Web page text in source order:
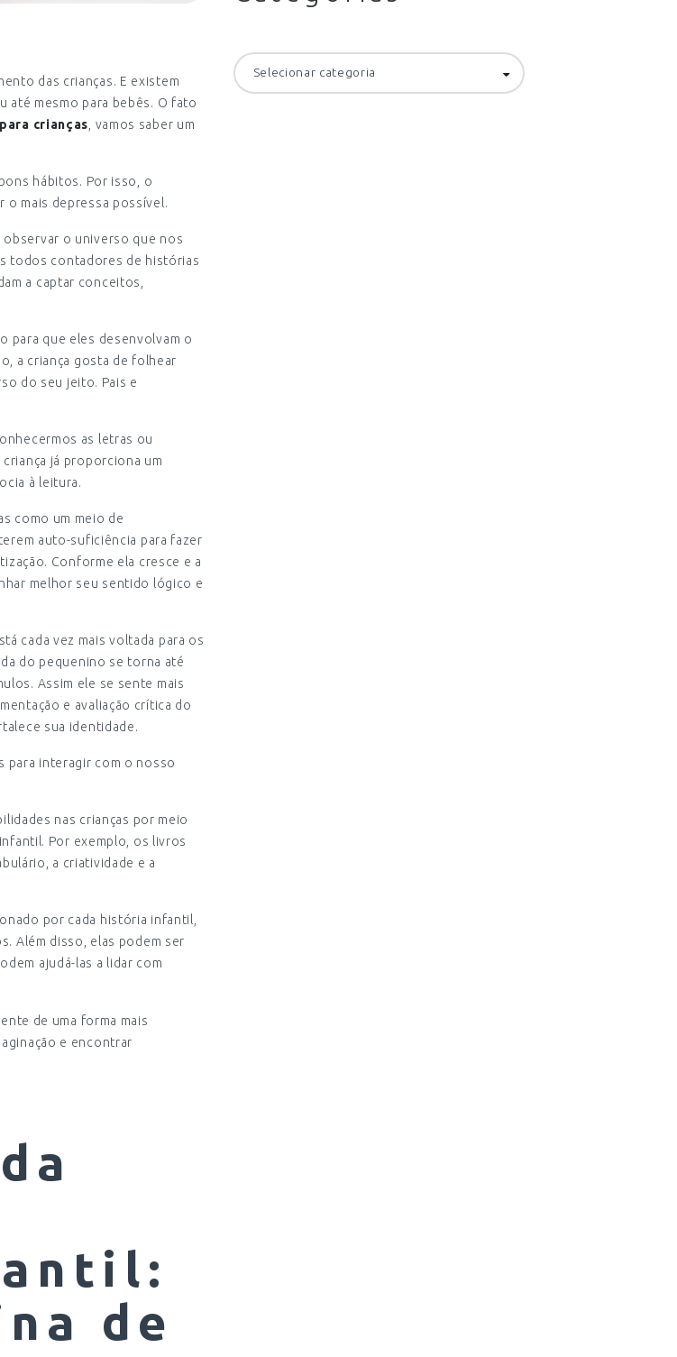
das crianças. E existem
até mesmo para bebês. O fato
crianças , vamos saber um
hábitos. Por isso, o
mais depressa possível.
o universo que nos
todos contadores de histórias
a captar conceitos,
para que eles desenvolvam o
a criança gosta de folhear
do seu jeito. Pais e
as letras ou
já proporciona um
à leitura.
como um meio de
auto-suficiência para fazer
Conforme ela cresce e a
melhor seu sentido lógico e
cada vez mais voltada para os
do pequenino se torna até
Assim ele se sente mais
e avaliação crítica do
sua identidade.
para interagir com o nosso
nas crianças por meio
Por exemplo, os livros
a criatividade e a
por cada história infantil,
Além disso, elas podem ser
ajudá-las a lidar com
de uma forma mais
e encontrar
de
Categorias